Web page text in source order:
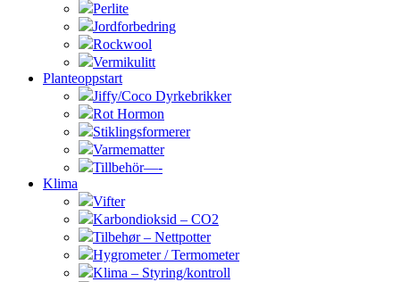
Perlite
Jordforbedring
Rockwool
Vermikulitt
Planteoppstart
Jiffy/Coco Dyrkebrikker
Rot Hormon
Stiklingsformerer
Varmematter
Tillbehör—-
Klima
Vifter
Karbondioksid – CO2
Tilbehør – Nettpotter
Hygrometer / Termometer
Klima – Styring/kontroll